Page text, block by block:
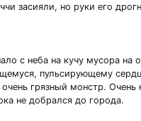
засияли, но руки его
с неба на кучу мусора на
пульсирующему
грязный монстр. Очень
не добрался до города.